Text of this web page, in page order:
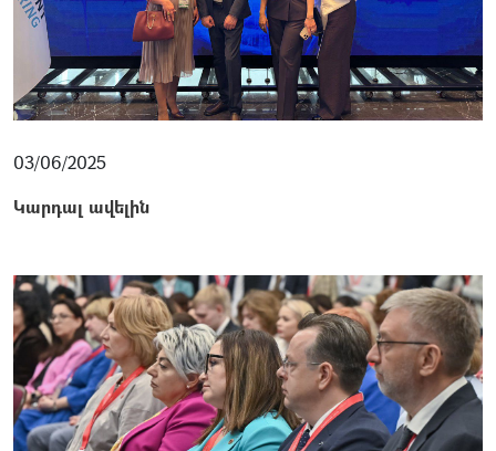
03/06/2025
Կարդալ ավելին